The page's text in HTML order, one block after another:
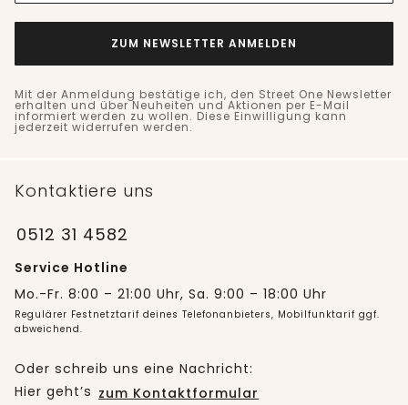
ZUM NEWSLETTER ANMELDEN
Mit der Anmeldung bestätige ich, den Street One Newsletter
erhalten und über Neuheiten und Aktionen per E-Mail
informiert werden zu wollen. Diese Einwilligung kann
jederzeit widerrufen werden.
Kontaktiere uns
0512 31 4582
Service Hotline
Mo.-Fr. 8:00 – 21:00 Uhr, Sa. 9:00 – 18:00 Uhr
Regulärer Festnetztarif deines Telefonanbieters, Mobilfunktarif ggf.
abweichend.
Oder schreib uns eine Nachricht:
Hier geht’s zum Kontaktformular